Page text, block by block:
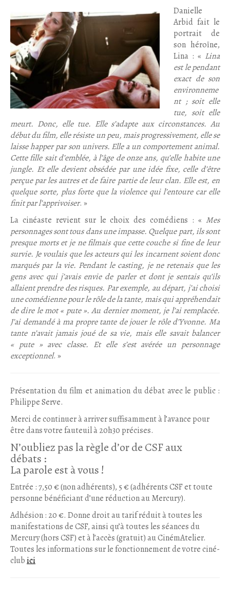
Danielle
Arbid fait le
portrait de
son héroïne,
Lina : « Lina
est le pendant
exact de son
environneme
nt ; soit elle
tue, soit elle
meurt. Donc, elle tue. Elle s’adapte aux circonstances. Au
début du film, elle résiste un peu, mais progressivement, elle se
laisse happer par son univers. Elle a un comportement animal.
Cette fille sait d’emblée, à l’âge de onze ans, qu’elle habite une
jungle. Et elle devient obsédée par une idée fixe, celle d’être
perçue par les autres et de faire partie de leur clan. Elle est, en
quelque sorte, plus forte que la violence qui l’entoure car elle
finit par l’apprivoiser. »
La cinéaste revient sur le choix des comédiens : « Mes
personnages sont tous dans une impasse. Quelque part, ils sont
presque morts et je ne filmais que cette couche si fine de leur
survie. Je voulais que les acteurs qui les incarnent soient donc
marqués par la vie. Pendant le casting, je ne retenais que les
gens avec qui j’avais envie de parler et dont je sentais qu’ils
allaient prendre des risques. Par exemple, au départ, j’ai choisi
une comédienne pour le rôle de la tante, mais qui appréhendait
de dire le mot « pute ». Au dernier moment, je l’ai remplacée.
J’ai demandé à ma propre tante de jouer le rôle d’Yvonne. Ma
tante n’avait jamais joué de sa vie, mais elle savait balancer
« pute » avec classe. Et elle s’est avérée un personnage
exceptionnel. »
Présentation du film et animation du débat avec le public :
Philippe Serve.
Merci de continuer à arriver suffisamment à l’avance pour
être dans votre fauteuil à 20h30 précises.
N’oubliez pas la règle d’or de CSF aux
débats :
La parole est à vous !
Entrée : 7,50 € (non adhérents), 5 € (adhérents CSF et toute
personne bénéficiant d’une réduction au Mercury).
Adhésion : 20 €. Donne droit au tarif réduit à toutes les
manifestations de CSF, ainsi qu’à toutes les séances du
Mercury (hors CSF) et à l’accès (gratuit) au CinémAtelier.
Toutes les informations sur le fonctionnement de votre ciné-
club ici